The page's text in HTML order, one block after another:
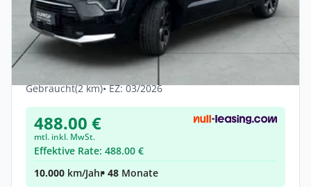
Privat
Kia Niro Spirit PHEV Technologie Relax-
Paket Head-up
Automatik •171 PS (126 kW)
Gebraucht(2 km)• EZ: 03/2026
488.00 €
mtl. inkl. MwSt.
Effektive Rate: 488.00 €
10.000 km/Jahr• 48 Monate